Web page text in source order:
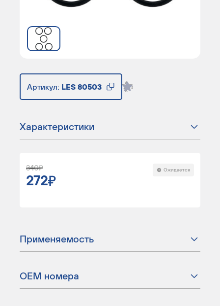
Артикул: LES 80503
Характеристики
340
272
Ожидается
Применяемость
ОЕМ номера